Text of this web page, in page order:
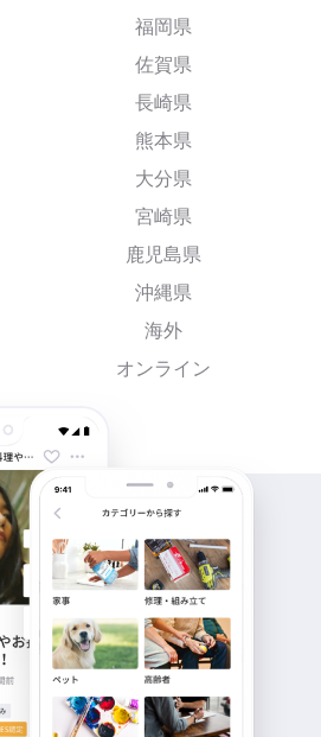
福岡県
佐賀県
長崎県
熊本県
大分県
宮崎県
鹿児島県
沖縄県
海外
オンライン